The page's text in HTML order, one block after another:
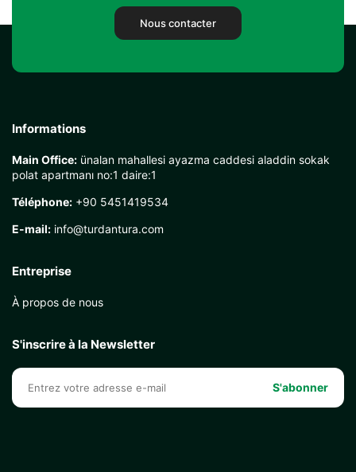
Nous contacter
Informations
Main Office: ünalan mahallesi ayazma caddesi aladdin sokak
polat apartmanı no:1 daire:1
Téléphone: +90 5451419534
E-mail: info@turdantura.com
Entreprise
À propos de nous
S'inscrire à la Newsletter
S'abonner